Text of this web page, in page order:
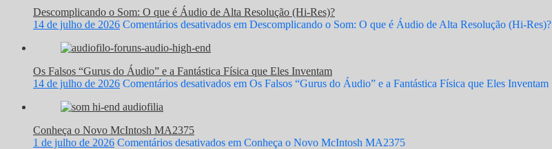
Descomplicando o Som: O que é Áudio de Alta Resolução (Hi-Res)?
14 de julho de 2026 Comentários desativados em Descomplicando o Som: O que é Áudio de Alta Resolução (Hi-Res)?
Os Falsos “Gurus do Áudio” e a Fantástica Física que Eles Inventam
14 de julho de 2026 Comentários desativados em Os Falsos “Gurus do Áudio” e a Fantástica Física que Eles Inventam
Conheça o Novo McIntosh MA2375
1 de julho de 2026 Comentários desativados em Conheça o Novo McIntosh MA2375